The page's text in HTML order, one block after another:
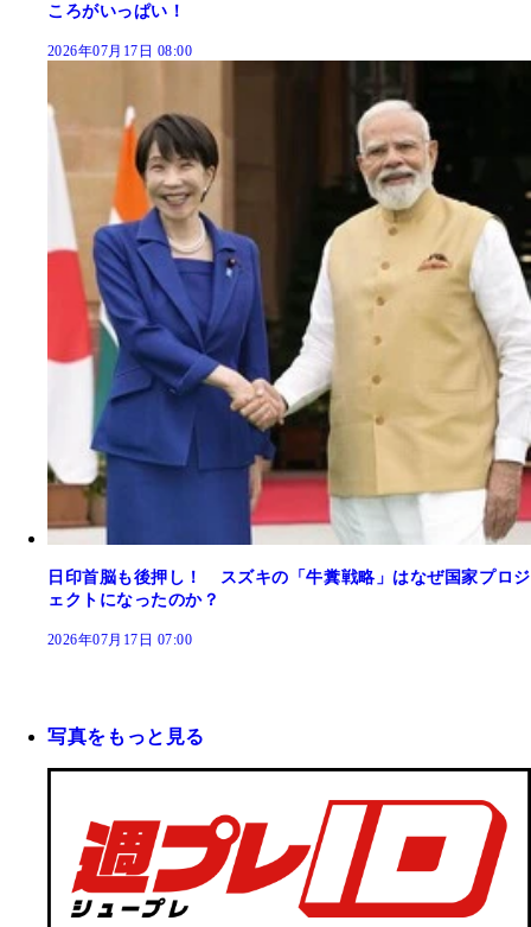
ころがいっぱい！
2026年07月17日 08:00
日印首脳も後押し！ スズキの「牛糞戦略」はなぜ国家プロジ
ェクトになったのか？
2026年07月17日 07:00
写真をもっと見る